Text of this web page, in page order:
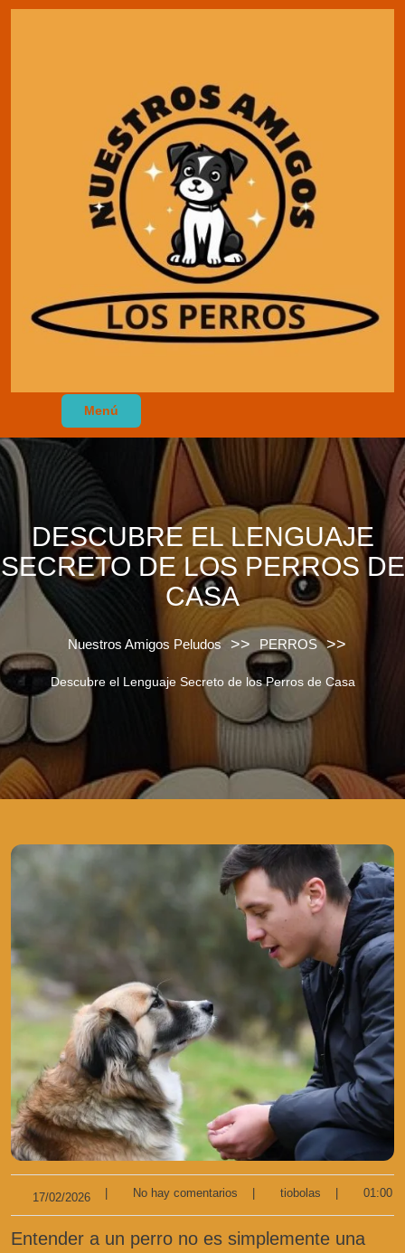
Menú
DESCUBRE EL LENGUAJE
SECRETO DE LOS PERROS DE
CASA
Nuestros Amigos Peludos >> PERROS >>
Descubre el Lenguaje Secreto de los Perros de Casa
17/02/2026 No hay comentarios tiobolas 01:00
Entender a un perro no es simplemente una